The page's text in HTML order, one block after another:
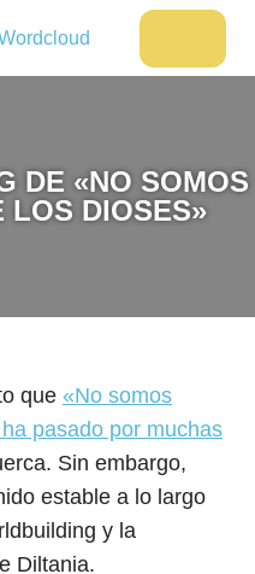
DÉBORAH
DE «NO SOMOS
LOS DIOSES»
que «No somos
pasado por muchas
Sin embargo,
estable a lo largo
y la
Diltania.